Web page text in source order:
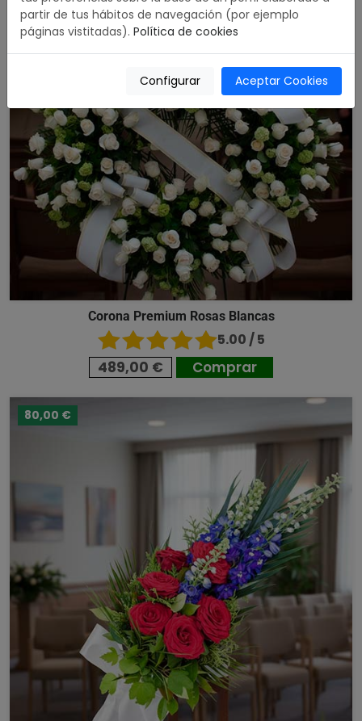
Corona Premium Rosas Blancas
5.00 / 5
489,00 € Comprar
80,00 €
partir de tus hábitos de navegación (por ejemplo
páginas vistitadas). Política de cookies
Configurar Aceptar Cookies